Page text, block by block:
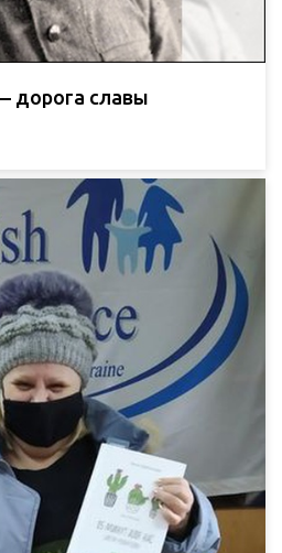
дорога славы